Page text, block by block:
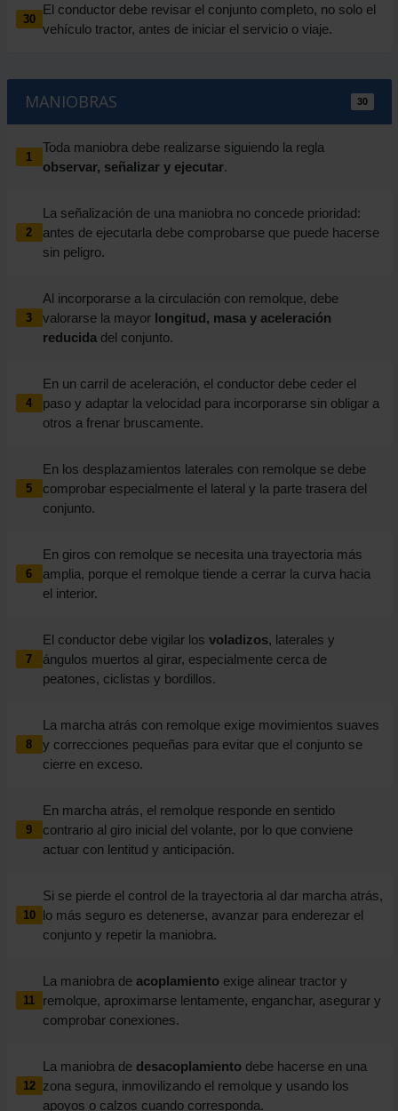
30
El conductor debe revisar el conjunto completo, no solo el
vehículo tractor, antes de iniciar el servicio o viaje.
MANIOBRAS 30
1
Toda maniobra debe realizarse siguiendo la regla
observar, señalizar y ejecutar.
2
La señalización de una maniobra no concede prioridad:
antes de ejecutarla debe comprobarse que puede hacerse
sin peligro.
3
Al incorporarse a la circulación con remolque, debe
valorarse la mayor longitud, masa y aceleración
reducidadel conjunto.
4
En un carril de aceleración, el conductor debe ceder el
paso y adaptar la velocidad para incorporarse sin obligar a
otros a frenar bruscamente.
5
En los desplazamientos laterales con remolque se debe
comprobar especialmente el lateral y la parte trasera del
conjunto.
6
En giros con remolque se necesita una trayectoria más
amplia, porque el remolque tiende a cerrar la curva hacia
el interior.
7
El conductor debe vigilar los voladizos, laterales y
ángulos muertos al girar, especialmente cerca de
peatones, ciclistas y bordillos.
8
La marcha atrás con remolque exige movimientos suaves
y correcciones pequeñas para evitar que el conjunto se
cierre en exceso.
9
En marcha atrás, el remolque responde en sentido
contrario al giro inicial del volante, por lo que conviene
actuar con lentitud y anticipación.
10
Si se pierde el control de la trayectoria al dar marcha atrás,
lo más seguro es detenerse, avanzar para enderezar el
conjunto y repetir la maniobra.
11
La maniobra de acoplamientoexige alinear tractor y
remolque, aproximarse lentamente, enganchar, asegurar y
comprobar conexiones.
12
La maniobra de desacoplamientodebe hacerse en una
zona segura, inmovilizando el remolque y usando los
apoyos o calzos cuando corresponda.